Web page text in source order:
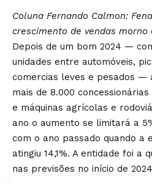
Coluna Fernando Calmon:
crescimento de vendas morno
Depois de um bom 2024 —
unidades entre automóveis,
comercias leves e pesados —
mais de 8.000
e máquinas agrícolas e
ano o aumento se limitará a
com o ano passado quando a
atingiu 14,1%. A entidade foi a
nas previsões no início de